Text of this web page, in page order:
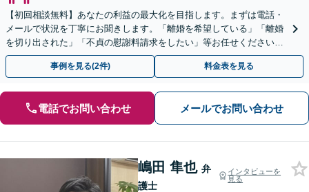
【初回相談無料】あなたの利益の最大化を目指します。まずは電話・
メールで状況を丁寧にお聞きします。「離婚を希望している」「離婚
を切り出された」「不貞の慰謝料請求をしたい」等お任せください。
【リーズナブルな料金設定】
事例を見る(2件) 料金表を見る
電話でお問い合わせ メールでお問い合わせ
嶋田 隼也 弁
護士
インタビューを
見る